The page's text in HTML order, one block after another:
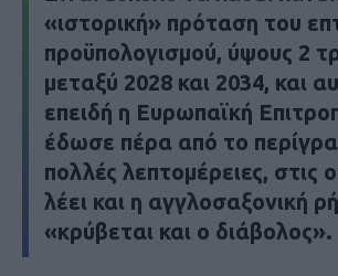
«ιστορική» πρόταση του
προϋπολογισµού, ύψους 2
µεταξύ 2028 και 2034, και
επειδή η Ευρωπαϊκή
έδωσε πέρα από το
πολλές λεπτοµέρειες, στις
λέει και η αγγλοσαξονική
«κρύβεται και ο διάβολος».